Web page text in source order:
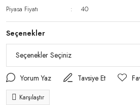
Piyasa Fiyatı
40
Seçenekler
Yorum Yaz Tavsiye Et
Karşılaştır